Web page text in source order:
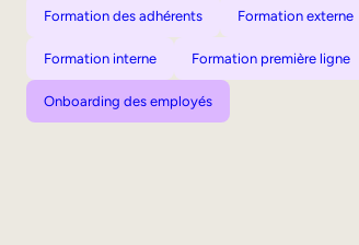
Formation des adhérents Formation externe
Formation interne Formation première ligne
Onboarding des employés